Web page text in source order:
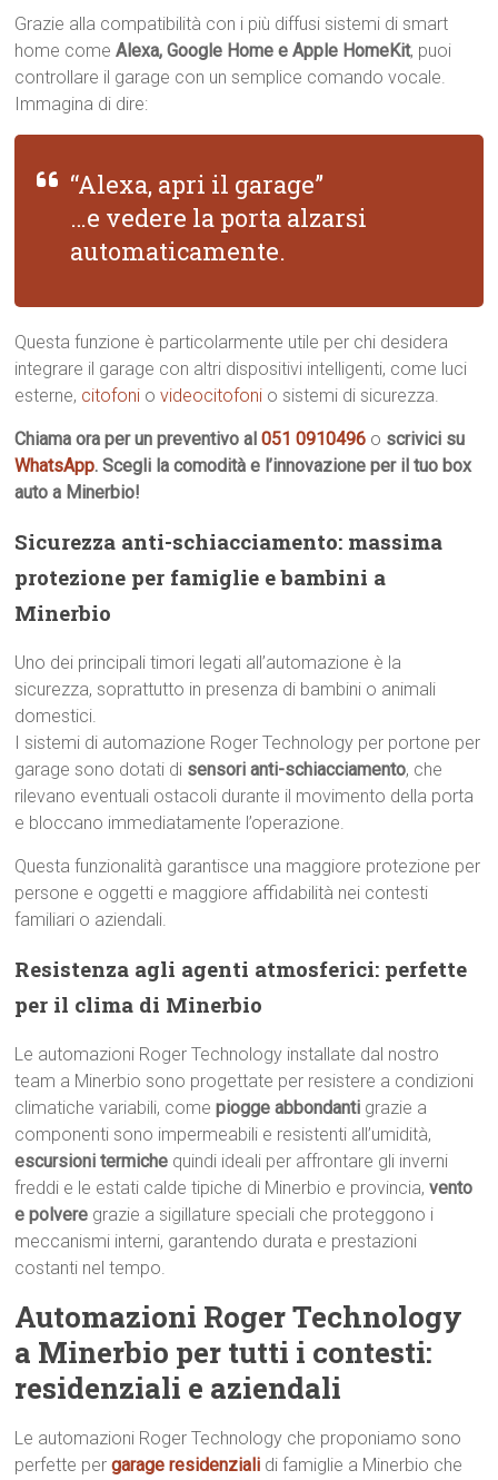
Grazie alla compatibilità con i più diffusi sistemi di smart
home comeAlexa, Google Home e Apple HomeKit, puoi
controllare il garage con un semplice comando vocale.
Immagina di dire:
“Alexa, apri il garage”
…e vedere la porta alzarsi
automaticamente.
Questa funzione è particolarmente utile per chi desidera
integrare il garage con altri dispositivi intelligenti, come luci
esterne, citofoni ovideocitofoni o sistemi di sicurezza.
Chiama ora per un preventivo al051 0910496 o scrivici su
WhatsApp. Scegli la comodità e l’innovazione per il tuo box
auto a Minerbio!
Sicurezza anti-schiacciamento: massima
protezione per famiglie e bambini a
Minerbio
Uno dei principali timori legati all’automazione è la
sicurezza, soprattutto in presenza di bambini o animali
domestici.
I sistemi di automazione Roger Technology per portone per
garage sono dotati di sensori anti-schiacciamento, che
rilevano eventuali ostacoli durante il movimento della porta
e bloccano immediatamente l’operazione.
Questa funzionalità garantisce una maggiore protezione per
persone e oggetti e maggiore affidabilità nei contesti
familiari o aziendali.
Resistenza agli agenti atmosferici: perfette
per il clima di Minerbio
Le automazioni Roger Technology installate dal nostro
team a Minerbio sono progettate per resistere a condizioni
climatiche variabili, comepiogge abbondanti grazie a
componenti sono impermeabili e resistenti all’umidità,
escursioni termiche quindi ideali per affrontare gli inverni
freddi e le estati calde tipiche di Minerbio e provincia,vento
e polvere grazie a sigillature speciali che proteggono i
meccanismi interni, garantendo durata e prestazioni
costanti nel tempo.
Automazioni Roger Technology
a Minerbio per tutti i contesti:
residenziali e aziendali
Le automazioni Roger Technology che proponiamo sono
perfette pergarage residenziali di famiglie a Minerbio che